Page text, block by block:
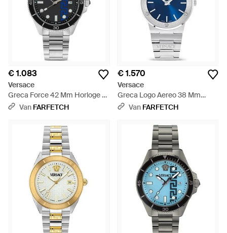
€ 1.083
Versace
Greca Force 42 Mm Horloge -
Zwart
Van FARFETCH
€ 1.570
Versace
Greca Logo Aereo 38 Mm
Horloge - Blauw
Van FARFETCH